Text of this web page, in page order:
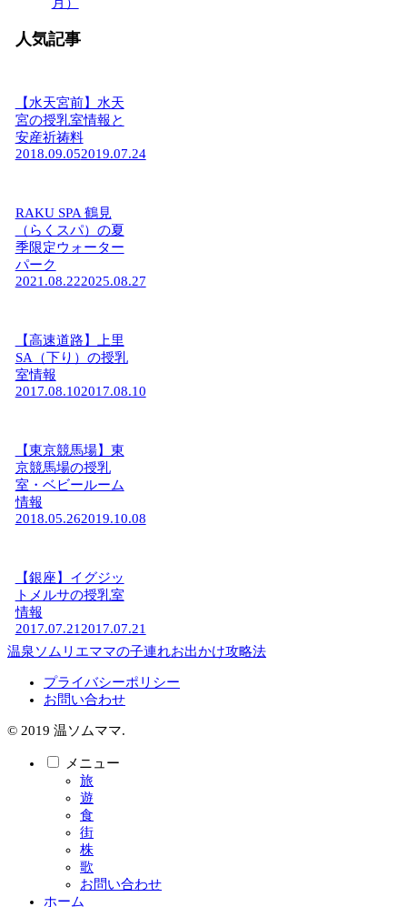
月）
人気記事
【水天宮前】水天
宮の授乳室情報と
安産祈祷料
2018.09.052019.07.24
RAKU SPA 鶴見
（らくスパ）の夏
季限定ウォーター
パーク
2021.08.222025.08.27
【高速道路】上里
SA（下り）の授乳
室情報
2017.08.102017.08.10
【東京競馬場】東
京競馬場の授乳
室・ベビールーム
情報
2018.05.262019.10.08
【銀座】イグジッ
トメルサの授乳室
情報
2017.07.212017.07.21
温泉ソムリエママの子連れお出かけ攻略法
プライバシーポリシー
お問い合わせ
© 2019 温ソムママ.
メニュー
旅
遊
食
街
株
歌
お問い合わせ
ホーム